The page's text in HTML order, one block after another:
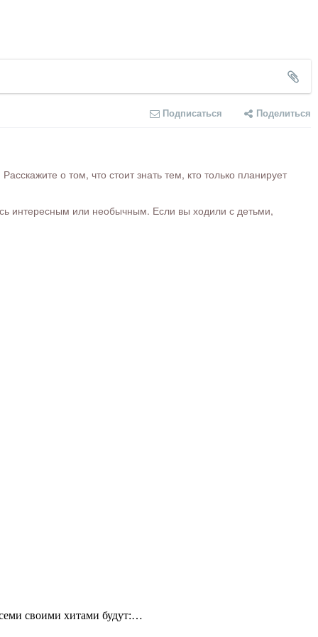
Подписаться Поделиться
о том, что стоит знать тем, кто только планирует
интересным или необычным. Если вы ходили с детьми,
своими хитами будут:…